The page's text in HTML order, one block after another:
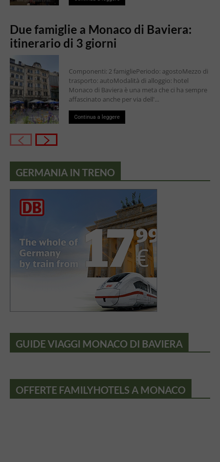
Due famiglie a Monaco di Baviera:
itinerario di 3 giorni
Componenti: 2 famigliePeriodo: agostoMezzo di
trasporto: autoModalità di alloggio: hotel
Monaco di Baviera è una meta che ci ha sempre
affascinato anche per via dell'...
Continua a leggere
GERMANIA IN TRENO
GUIDE VIAGGI MONACO DI BAVIERA
OFFERTE FAMILYHOTELS A MONACO